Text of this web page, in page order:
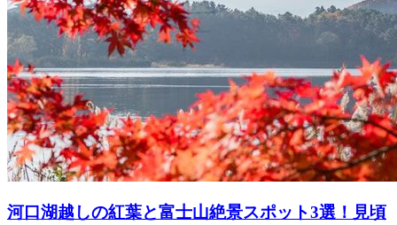
河口湖越しの紅葉と富士山絶景スポット3選！見頃